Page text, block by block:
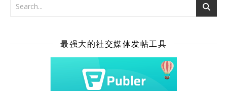
最强大的社交媒体发帖工具